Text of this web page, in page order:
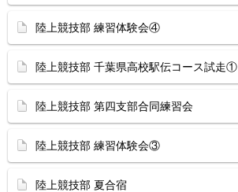
陸上競技部 練習体験会④
陸上競技部 千葉県高校駅伝コース試走①
陸上競技部 第四支部合同練習会
陸上競技部 練習体験会③
陸上競技部 夏合宿